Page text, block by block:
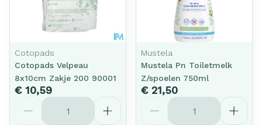
Cotopads
Cotopads Velpeau
8x10cm Zakje 200 90001
€ 10,59
Aantal
Mustela
Mustela Pn Toiletmelk
Z/spoelen 750ml
€ 21,50
Aantal